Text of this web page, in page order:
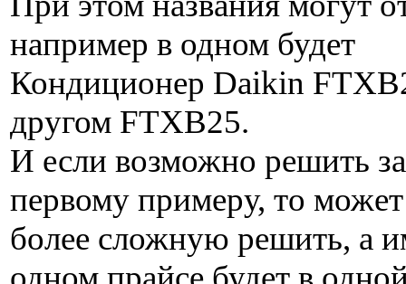
например в одном будет
Кондиционер Daikin
другом FTXB25.
И если возможно решить
первому примеру, то
более сложную решить, а